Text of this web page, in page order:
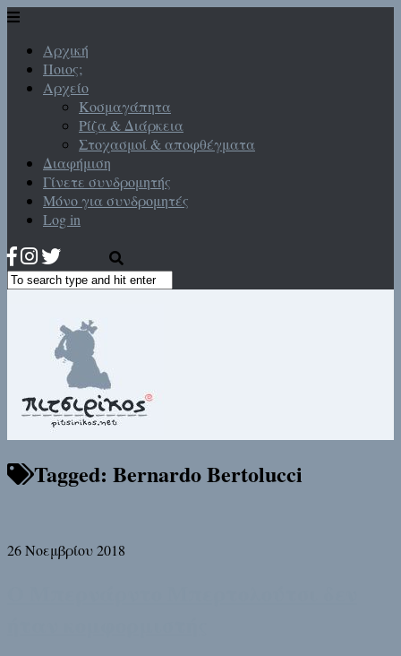
Αρχική
Ποιος;
Αρχείο
Κοσμαγάπητα
Ρίζα & Διάρκεια
Στοχασμοί & αποφθέγματα
Διαφήμιση
Γίνετε συνδρομητής
Μόνο για συνδρομητές
Log in
Tagged: Bernardo Bertolucci
26 Νοεμβρίου 2018